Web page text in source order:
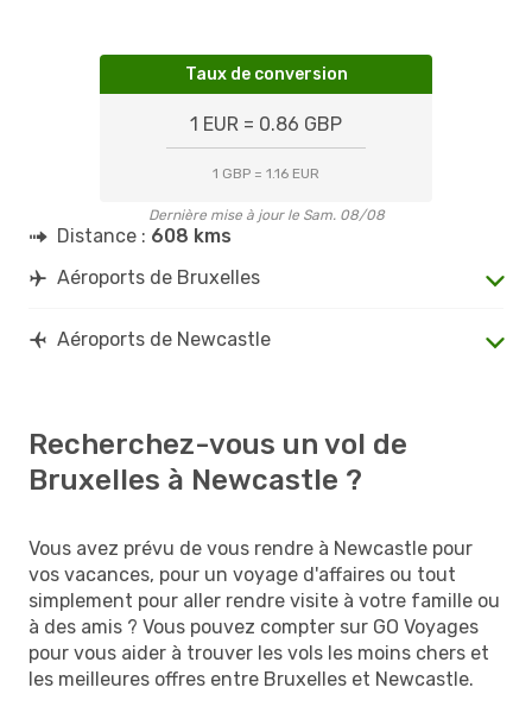
Taux de conversion
1 EUR = 0.86 GBP
1 GBP = 1.16 EUR
Dernière mise à jour le Sam. 08/08
Distance : 608 kms
Aéroports de Bruxelles
Aéroports de Newcastle
Recherchez-vous un vol de
Bruxelles à Newcastle ?
Vous avez prévu de vous rendre à Newcastle pour
vos vacances, pour un voyage d'affaires ou tout
simplement pour aller rendre visite à votre famille ou
à des amis ? Vous pouvez compter sur GO Voyages
pour vous aider à trouver les vols les moins chers et
les meilleures offres entre Bruxelles et Newcastle.